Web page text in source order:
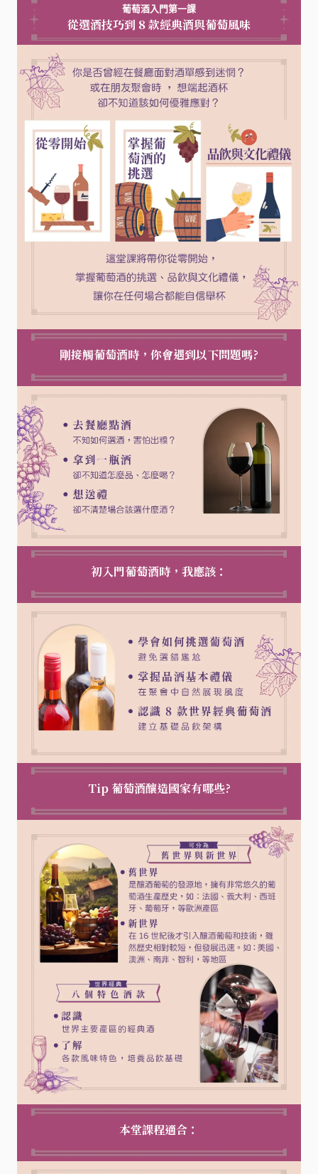
葡萄酒入門第一課
從選酒技巧到 8 款經典酒與葡萄風味
剛接觸葡萄酒時，你會遇到以下問題嗎?
初入門葡萄酒時，我應該：
Tip 葡萄酒釀造國家有哪些?
本堂課程適合：